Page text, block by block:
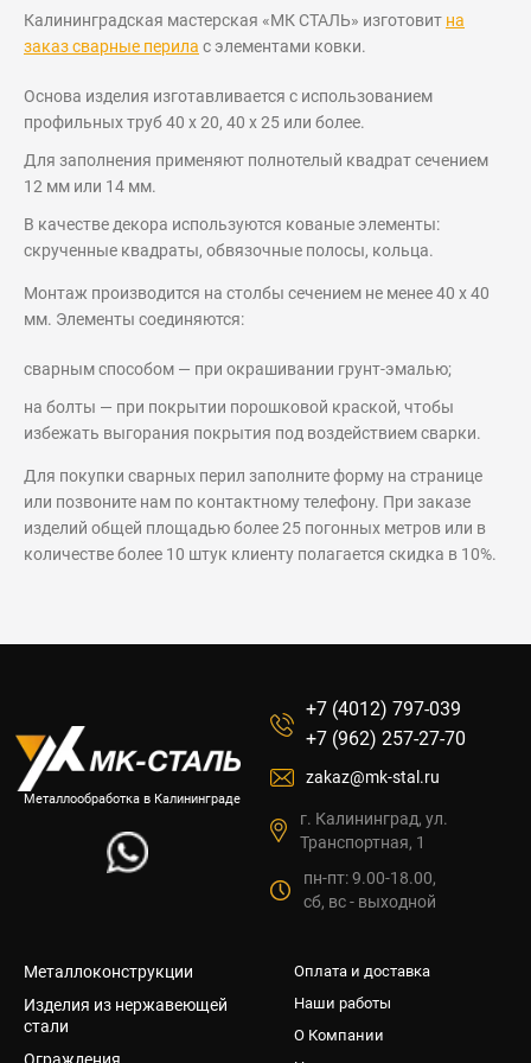
Калининградская мастерская «МК СТАЛЬ» изготовит на
заказ сварные перила с элементами ковки.
Основа изделия изготавливается с использованием
профильных труб 40 х 20, 40 х 25 или более.
Для заполнения применяют полнотелый квадрат сечением
12 мм или 14 мм.
В качестве декора используются кованые элементы:
скрученные квадраты, обвязочные полосы, кольца.
Монтаж производится на столбы сечением не менее 40 х 40
мм. Элементы соединяются:
сварным способом — при окрашивании грунт-эмалью;
на болты — при покрытии порошковой краской, чтобы
избежать выгорания покрытия под воздействием сварки.
Для покупки сварных перил заполните форму на странице
или позвоните нам по контактному телефону. При заказе
изделий общей площадью более 25 погонных метров или в
количестве более 10 штук клиенту полагается скидка в 10%.
Металлообработка в Калининграде
Металлоконструкции
Изделия из нержавеющей
стали
Оплата и доставка
Наши работы
О Компании
+7 (4012) 797-039
+7 (962) 257-27-70
zakaz@mk-stal.ru
г. Калининград, ул.
Транспортная, 1
пн-пт: 9.00-18.00,
сб, вс - выходной